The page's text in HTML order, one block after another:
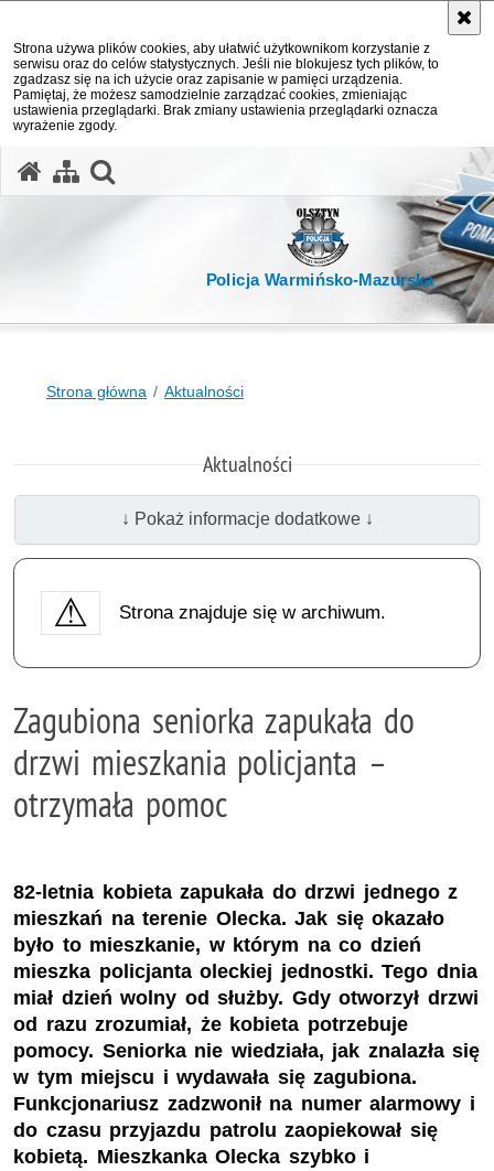
Strona używa plików cookies, aby ułatwić użytkownikom korzystanie z
serwisu oraz do celów statystycznych. Jeśli nie blokujesz tych plików, to
zgadzasz się na ich użycie oraz zapisanie w pamięci urządzenia.
Pamiętaj, że możesz samodzielnie zarządzać cookies, zmieniając
ustawienia przeglądarki. Brak zmiany ustawienia przeglądarki oznacza
wyrażenie zgody.
Policja Warmińsko-Mazurska
Strona główna Aktualności
Aktualności
↓ Pokaż informacje dodatkowe ↓
Strona znajduje się w archiwum.
Zagubiona seniorka zapukała do
drzwi mieszkania policjanta –
otrzymała pomoc
82-letnia kobieta zapukała do drzwi jednego z
mieszkań na terenie Olecka. Jak się okazało
było to mieszkanie, w którym na co dzień
mieszka policjanta oleckiej jednostki. Tego dnia
miał dzień wolny od służby. Gdy otworzył drzwi
od razu zrozumiał, że kobieta potrzebuje
pomocy. Seniorka nie wiedziała, jak znalazła się
w tym miejscu i wydawała się zagubiona.
Funkcjonariusz zadzwonił na numer alarmowy i
do czasu przyjazdu patrolu zaopiekował się
kobietą. Mieszkanka Olecka szybko i